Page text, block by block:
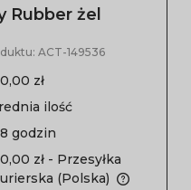
Rubber żel
ACT-149536
zł
ilość
godzin
zł - Przesyłka
(Polska)